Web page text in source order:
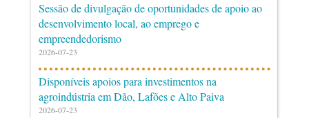
Sessão de divulgação de oportunidades de apoio ao
desenvolvimento local, ao emprego e
empreendedorismo
2026-07-23
Disponíveis apoios para investimentos na
agroindústria em Dão, Lafões e Alto Paiva
2026-07-23